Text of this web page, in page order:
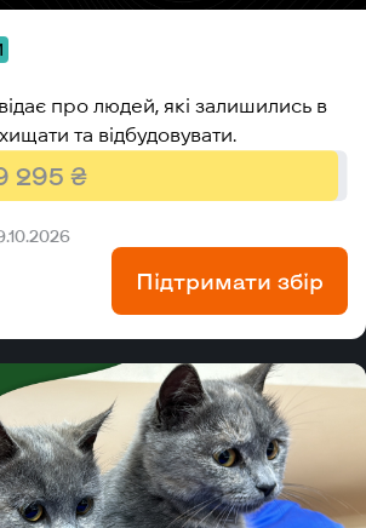
в
та відбудовувати.
295 ₴
Підтримати збір